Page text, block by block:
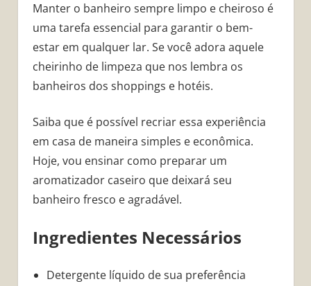
Manter o banheiro sempre limpo e cheiroso é
uma tarefa essencial para garantir o bem-
estar em qualquer lar. Se você adora aquele
cheirinho de limpeza que nos lembra os
banheiros dos shoppings e hotéis.
Saiba que é possível recriar essa experiência
em casa de maneira simples e econômica.
Hoje, vou ensinar como preparar um
aromatizador caseiro que deixará seu
banheiro fresco e agradável.
Ingredientes Necessários
Detergente líquido de sua preferência